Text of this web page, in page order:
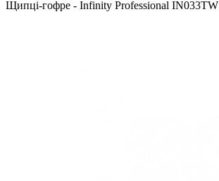
Щипці-гофре - Infinity Professional IN033TW